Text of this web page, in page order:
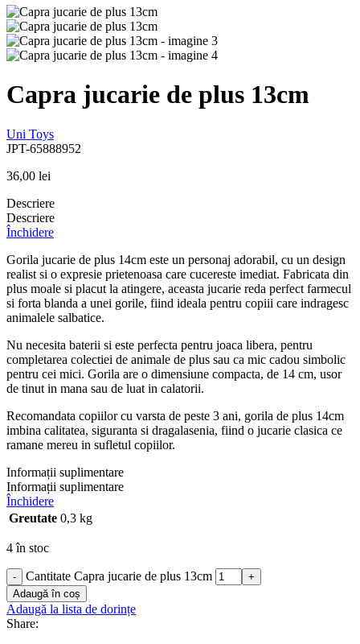
Capra jucarie de plus 13cm
Uni Toys
JPT-65888952
36,00 lei
Descriere
Descriere
Închidere
Gorila jucarie de plus 14cm este un personaj adorabil, cu un design
realist si o expresie prietenoasa care cucereste imediat. Fabricata din
plus moale si placut la atingere, aceasta jucarie reda perfect farmecul
si forta blanda a unei gorile, fiind ideala pentru copiii care indragesc
animalele salbatice.
Nu necesita baterii si este perfecta pentru joaca libera, pentru
completarea colectiei de animale de plus sau ca mic cadou simbolic
pentru cei mici. Gorila are o dimensiune compacta, de 14 cm, usor
de tinut in mana sau de luat in calatorii.
Recomandata copiilor cu varsta de peste 3 ani, gorila de plus 14cm
imbina calitatea, siguranta si dragalasenia, fiind o jucarie clasica ce
ramane mereu in sufletul copiilor.
Informații suplimentare
Informații suplimentare
Închidere
Greutate 0,3 kg
4 în stoc
- Cantitate Capra jucarie de plus 13cm
+
Adaugă în coș
Adaugă la lista de dorințe
Share: